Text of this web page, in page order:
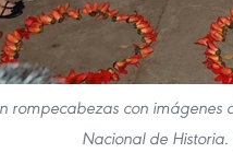
rompecabezas con
Nacional de